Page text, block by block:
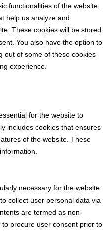
functionalities of the website.
help us analyze and
These cookies will be stored
You also have the option to
out of some of these cookies
experience.
for the website to
includes cookies that ensures
of the website. These
necessary for the website
collect user personal data via
are termed as non-
procure user consent prior to